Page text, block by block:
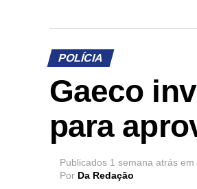
POLÍCIA
Gaeco
para
Publicados 1 semana atrás em
Por Da Redação